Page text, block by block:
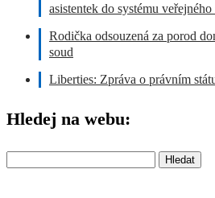
asistentek do systému
Rodička odsouzená za porod
soud
Liberties: Zpráva o právním
Hledej na webu: